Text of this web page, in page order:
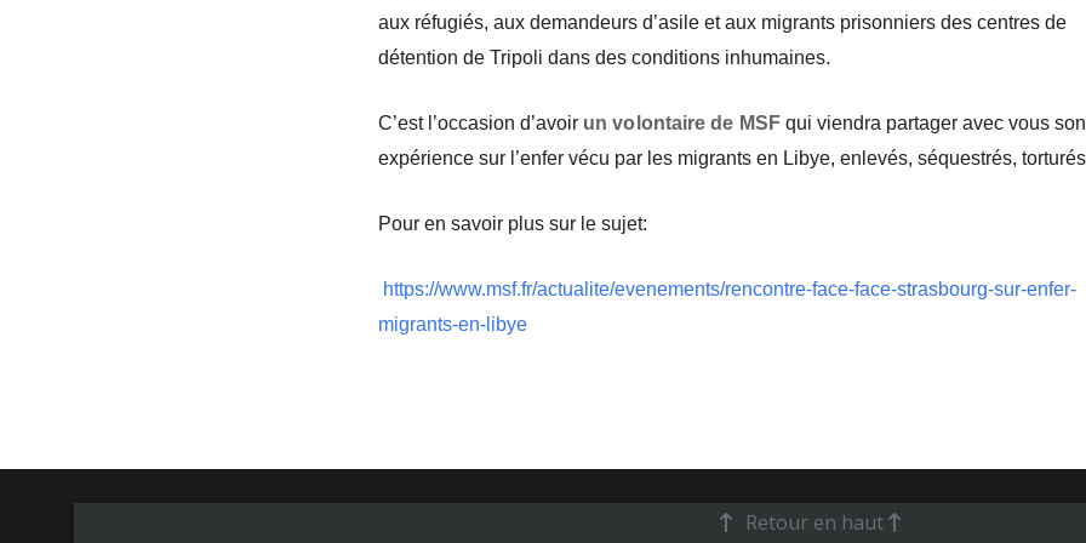
aux réfugiés, aux demandeurs d’asile et aux migrants prisonniers des centres de
détention de Tripoli dans des conditions inhumaines.
C’est l’occasion d’avoir un volontaire de MSFqui viendra partager avec vous son
expérience sur l’enfer vécu par les migrants en Libye, enlevés, séquestrés,
Pour en savoir plus sur le sujet:
https://www.msf.fr/actualite/evenements/rencontre-face-face-strasbourg-sur-enfer-
migrants-en-libye
Retour en haut